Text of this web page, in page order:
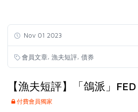
Nov 01 2023
會員文章, 漁夫短評, 債券
【漁夫短評】「鴿派」
付費會員獨家